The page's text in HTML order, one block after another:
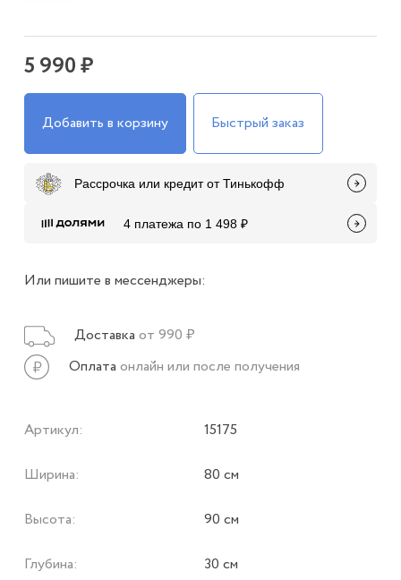
5 990 ₽
Добавить в корзину Быстрый заказ
Рассрочка или кредит от Тинькофф
4 платежа по 1 498 ₽
Или пишите в мессенджеры:
Доставка от 990 ₽
Оплата онлайн или после получения
Артикул: 15175
Ширина: 80 см
Высота: 90 см
Глубина: 30 см